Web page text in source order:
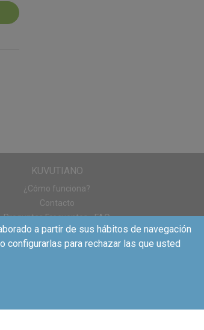
KUVUTIANO
¿Cómo funciona?
Contacto
Preguntas Frecuentes - FAQ
a partir de sus hábitos de navegación
configurarlas para rechazar las que usted